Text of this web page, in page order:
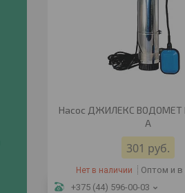
Насос ДЖИЛЕКС ВОДОМЕТ
А
301 руб.
Нет в наличии
Оптом и в
+375 (44) 596-00-03